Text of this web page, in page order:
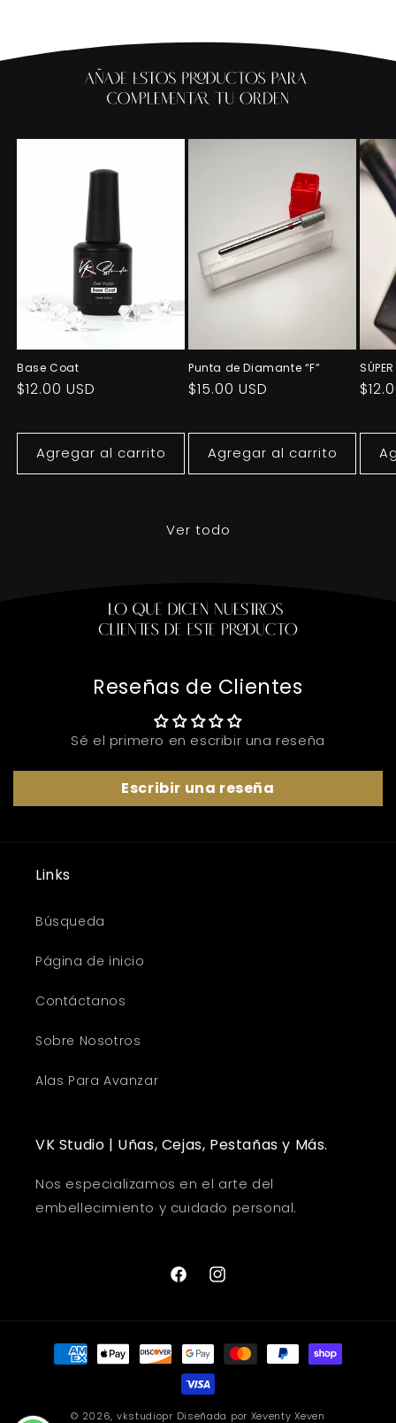
Title
Title
Cargando...
Base Coat
Precio
$12.00 USD
Agregar al carrito
Punta de Diamante “F”
Precio
$15.00 USD
Agregar al carrito
Ver todo
Reseñas de Clientes
Sé el primero en escribir una reseña
Escribir una reseña
Links
Búsqueda
Página de inicio
Contáctanos
Sobre Nosotros
Alas Para Avanzar
VK Studio | Uñas, Cejas, Pestañas y Más.
Nos especializamos en el arte del
embellecimiento y cuidado personal.
FacebookInstagram
Formas
© 2026, vkstudiopr Diseñada por Xeventy Xeven